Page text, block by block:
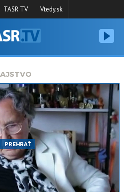
TASR TV Vtedy.sk
PREHRAŤ